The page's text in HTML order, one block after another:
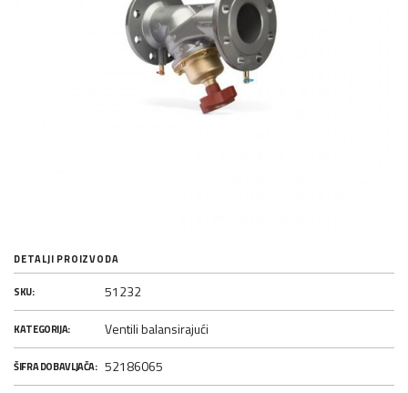
DETALJI PROIZVODA
SKU: 51232
KATEGORIJA: Ventili balansirajući
ŠIFRA DOBAVLJAČA: 52186065